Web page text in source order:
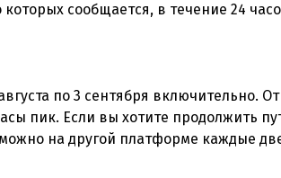
сообщается, в течение 24
по 3 сентября включительно. От
пик. Если вы хотите продолжить
на другой платформе каждые